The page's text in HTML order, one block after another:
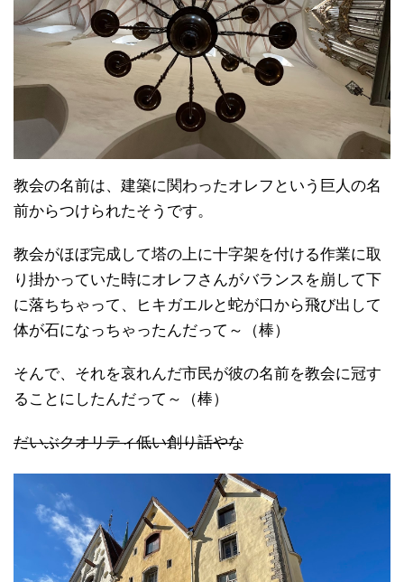
↑パイプオルガン
教会の名前は、建築に関わったオレフという巨人の名
前からつけられたそうです。
教会がほぼ完成して塔の上に十字架を付ける作業に取
り掛かっていた時にオレフさんがバランスを崩して下
に落ちちゃって、ヒキガエルと蛇が口から飛び出して